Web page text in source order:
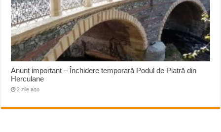
Anunț important – Închidere temporară Podul de Piatră din
Herculane
2 zile ago